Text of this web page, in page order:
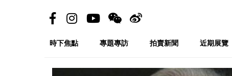
時下焦點 專題專訪 拍賣新聞 近期展覽